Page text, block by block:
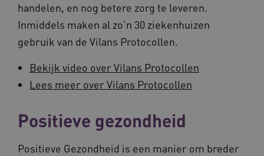
handelen, en nog betere zorg te leveren.
Inmiddels maken al zo’n 30 ziekenhuizen
gebruik van de Vilans Protocollen.
Bekijk video over Vilans Protocollen
Lees meer over Vilans Protocollen
Positieve gezondheid
Positieve Gezondheid is een manier om breder